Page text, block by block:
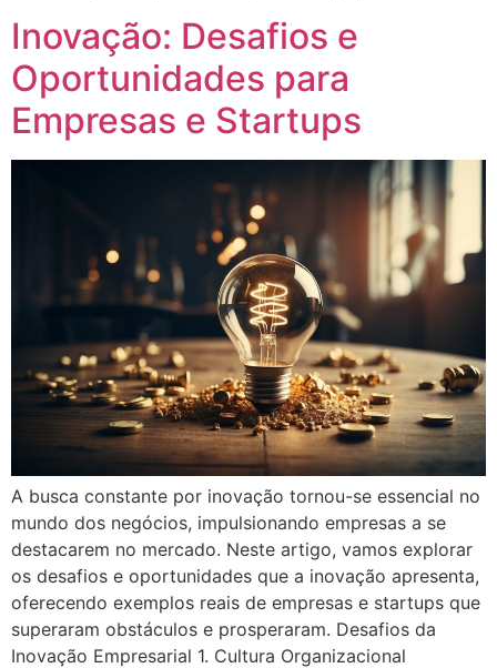
Inovação: Desafios e
Oportunidades para
Empresas e Startups
A busca constante por inovação tornou-se essencial no
mundo dos negócios, impulsionando empresas a se
destacarem no mercado. Neste artigo, vamos explorar
os desafios e oportunidades que a inovação apresenta,
oferecendo exemplos reais de empresas e startups que
superaram obstáculos e prosperaram. Desafios da
Inovação Empresarial 1. Cultura Organizacional